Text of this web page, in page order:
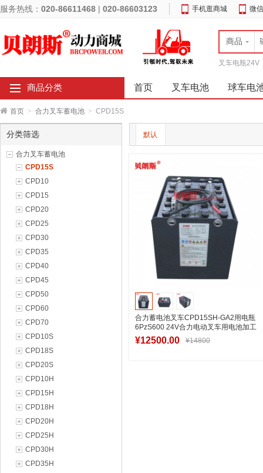
服务热线： 020-86611468 | 020-86603123 手机逛商城 微
商品
叉车电瓶24V
商品分类 首页 叉车电池 球车电
首页 > 合力叉车蓄电池 > CPD15S
分类筛选
合力叉车蓄电池
CPD15S
CPD10
CPD15
CPD20
CPD25
CPD30
CPD35
CPD40
CPD45
CPD50
CPD60
CPD70
CPD10S
CPD18S
CPD20S
CPD10H
CPD15H
CPD18H
CPD20H
CPD25H
CPD30H
CPD35H
默认
合力蓄电池叉车CPD15SH-GA2用电瓶
6PzS600 24V合力电动叉车用电池加工
出口
¥12500.00 ¥14800